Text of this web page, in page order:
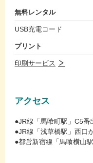
無料レンタル
USB充電コード
プリント
印刷サービス
アクセス
●JR線「馬喰町駅」C5番
●JR線「浅草橋駅」西口
●都営新宿線「馬喰横山